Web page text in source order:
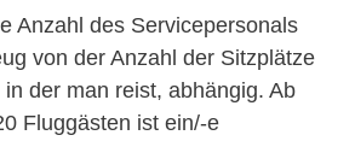
Anzahl des Servicepersonals
von der Anzahl der Sitzplätze
der man reist, abhängig. Ab
Fluggästen ist ein/-e